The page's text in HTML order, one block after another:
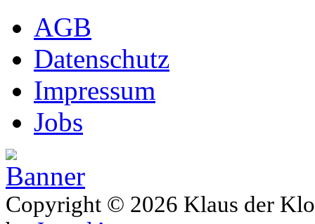
AGB
Datenschutz
Impressum
Jobs
Copyright © 2026 Klaus der